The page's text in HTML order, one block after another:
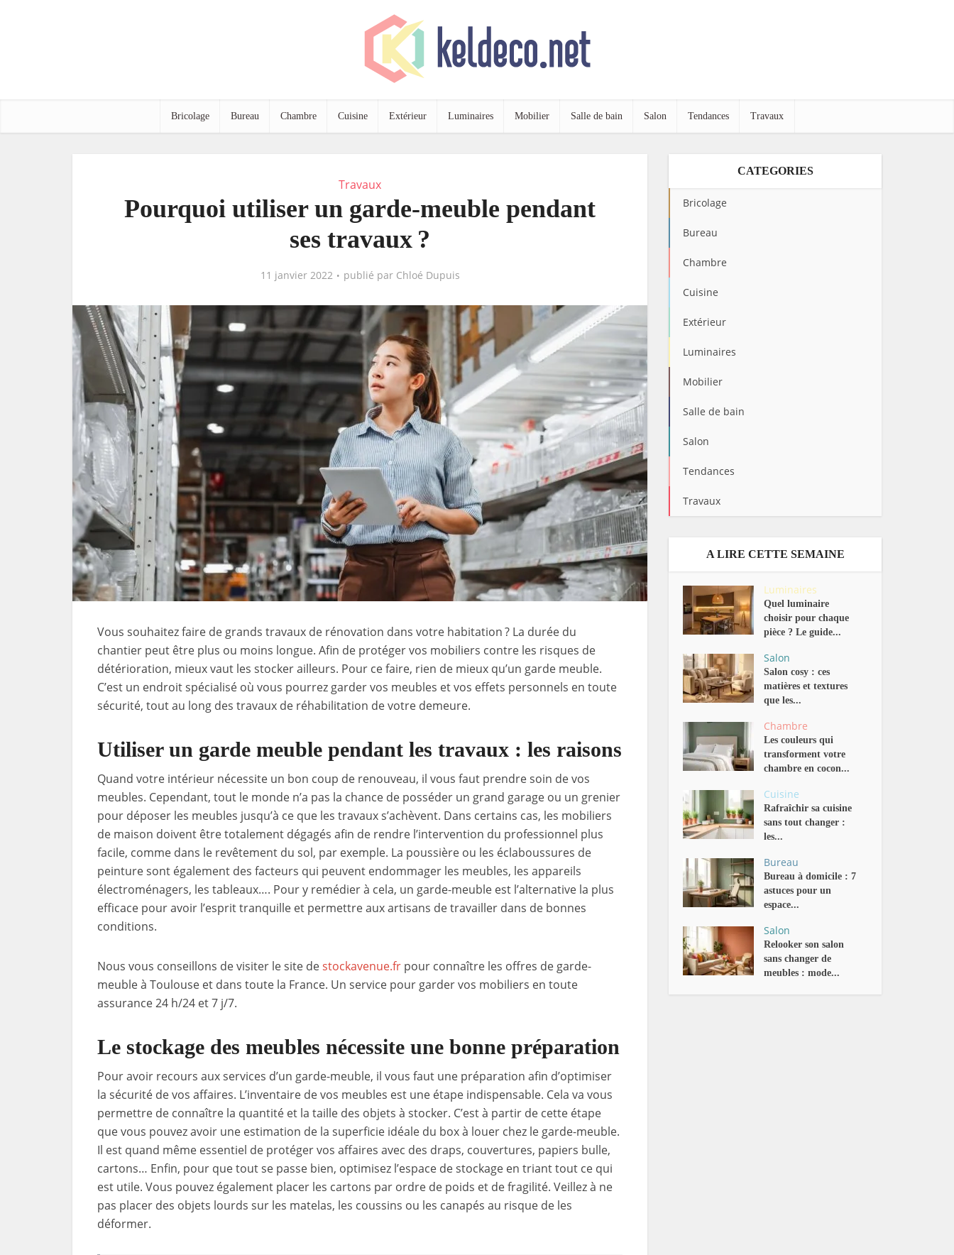
Bricolage Bureau Chambre Cuisine Extérieur Luminaires Mobilier Salle de bain Salon Tendances Travaux
Travaux
Pourquoi utiliser un garde-meuble pendant
ses travaux ?
11 janvier 2022 publié par Chloé Dupuis
Vous souhaitez faire de grands travaux de rénovation dans votre habitation ? La durée du
chantier peut être plus ou moins longue. Afin de protéger vos mobiliers contre les risques de
détérioration, mieux vaut les stocker ailleurs. Pour ce faire, rien de mieux qu’un garde meuble.
C’est un endroit spécialisé où vous pourrez garder vos meubles et vos effets personnels en toute
sécurité, tout au long des travaux de réhabilitation de votre demeure.
Utiliser un garde meuble pendant les travaux : les raisons
Quand votre intérieur nécessite un bon coup de renouveau, il vous faut prendre soin de vos
meubles. Cependant, tout le monde n’a pas la chance de posséder un grand garage ou un grenier
pour déposer les meubles jusqu’à ce que les travaux s’achèvent. Dans certains cas, les mobiliers
de maison doivent être totalement dégagés afin de rendre l’intervention du professionnel plus
facile, comme dans le revêtement du sol, par exemple. La poussière ou les éclaboussures de
peinture sont également des facteurs qui peuvent endommager les meubles, les appareils
électroménagers, les tableaux…. Pour y remédier à cela, un garde-meuble est l’alternative la plus
efficace pour avoir l’esprit tranquille et permettre aux artisans de travailler dans de bonnes
conditions.
Nous vous conseillons de visiter le site destockavenue.fr pour connaître les offres de garde-
meuble à Toulouse et dans toute la France. Un service pour garder vos mobiliers en toute
assurance 24 h/24 et 7 j/7.
Le stockage des meubles nécessite une bonne préparation
Pour avoir recours aux services d’un garde-meuble, il vous faut une préparation afin d’optimiser
la sécurité de vos affaires. L’inventaire de vos meubles est une étape indispensable. Cela va vous
permettre de connaître la quantité et la taille des objets à stocker. C’est à partir de cette étape
que vous pouvez avoir une estimation de la superficie idéale du box à louer chez le garde-meuble.
Il est quand même essentiel de protéger vos affaires avec des draps, couvertures, papiers bulle,
cartons… Enfin, pour que tout se passe bien, optimisez l’espace de stockage en triant tout ce qui
est utile. Vous pouvez également placer les cartons par ordre de poids et de fragilité. Veillez à ne
pas placer des objets lourds sur les matelas, les coussins ou les canapés au risque de les
déformer.
CATEGORIES
Bricolage
Bureau
Chambre
Cuisine
Extérieur
Luminaires
Mobilier
Salle de bain
Salon
Tendances
Travaux
A LIRE CETTE SEMAINE
Luminaires
Quel luminaire
choisir pour chaque
pièce ? Le guide...
Salon
Salon cosy : ces
matières et textures
que les...
Chambre
Les couleurs qui
transforment votre
chambre en cocon...
Cuisine
Rafraîchir sa cuisine
sans tout changer :
les...
Bureau
Bureau à domicile : 7
astuces pour un
espace...
Salon
Relooker son salon
sans changer de
meubles : mode...